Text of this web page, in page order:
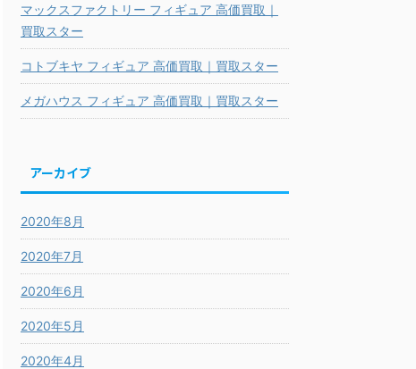
マックスファクトリー フィギュア 高価買取｜
買取スター
コトブキヤ フィギュア 高価買取｜買取スター
メガハウス フィギュア 高価買取｜買取スター
アーカイブ
2020年8月
2020年7月
2020年6月
2020年5月
2020年4月